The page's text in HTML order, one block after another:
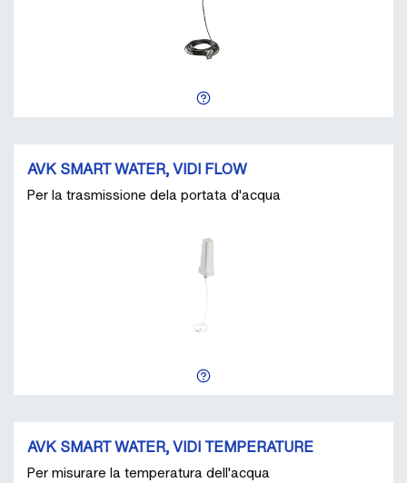
AVK SMART WATER, VIDI FLOW
Per la trasmissione dela portata d'acqua
AVK SMART WATER, VIDI TEMPERATURE
Per misurare la temperatura dell'acqua